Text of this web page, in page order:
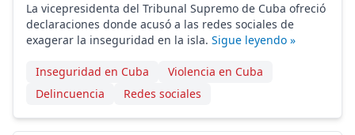
La vicepresidenta del Tribunal Supremo de Cuba ofreció
declaraciones donde acusó a las redes sociales de
exagerar la inseguridad en la isla. Sigue leyendo »
Inseguridad en Cuba
Violencia en Cuba
Delincuencia
Redes sociales